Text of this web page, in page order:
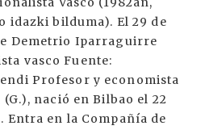
bilduma). El 29 de
Demetrio Iparraguirre
vasco Fuente:
Profesor y economista
nació en Bilbao el 22
Entra en la Compañía de